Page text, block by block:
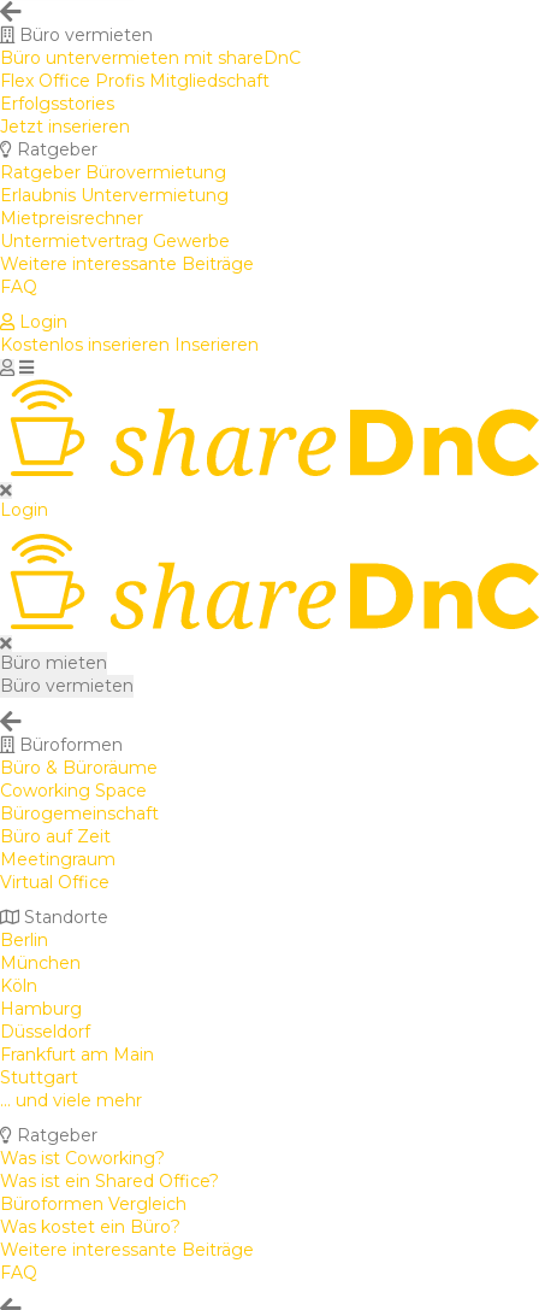
Büro vermieten
Büro untervermieten mit shareDnC
Flex Office Profis Mitgliedschaft
Erfolgsstories
Jetzt inserieren
Ratgeber
Ratgeber Bürovermietung
Erlaubnis Untervermietung
Mietpreisrechner
Untermietvertrag Gewerbe
Weitere interessante Beiträge
FAQ
Login
Kostenlos inserieren Inserieren
Login
Büro mieten
Büro vermieten
Büroformen
Büro & Büroräume
Coworking Space
Bürogemeinschaft
Büro auf Zeit
Meetingraum
Virtual Office
Standorte
Berlin
München
Köln
Hamburg
Düsseldorf
Frankfurt am Main
Stuttgart
... und viele mehr
Ratgeber
Was ist Coworking?
Was ist ein Shared Office?
Büroformen Vergleich
Was kostet ein Büro?
Weitere interessante Beiträge
FAQ